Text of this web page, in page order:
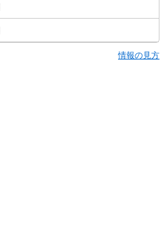
情報の見方